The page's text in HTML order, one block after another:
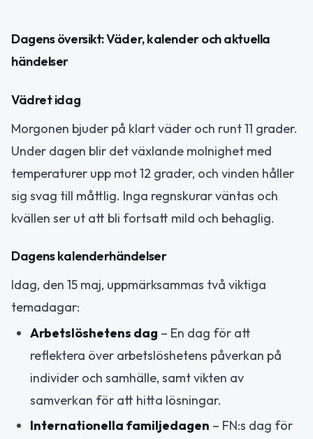
Dagens översikt: Väder, kalender och aktuella
händelser
Vädret idag
Morgonen bjuder på klart väder och runt 11 grader.
Under dagen blir det växlande molnighet med
temperaturer upp mot 12 grader, och vinden håller
sig svag till måttlig. Inga regnskurar väntas och
kvällen ser ut att bli fortsatt mild och behaglig.
Dagens kalenderhändelser
Idag, den 15 maj, uppmärksammas två viktiga
temadagar:
Arbetslöshetens dag – En dag för att
reflektera över arbetslöshetens påverkan på
individer och samhälle, samt vikten av
samverkan för att hitta lösningar.
Internationella familjedagen – FN:s dag för